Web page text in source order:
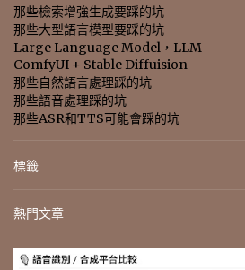
那些檢索增強生成要踩的坑
那些大型語言模型要踩的坑
Large Language Model，LLM
ComfyUI + Stable Diffuision
那些自然語言處理踩的坑
那些語音處理踩的坑
那些ASR和TTS可能會踩的坑
標籤
熱門文章